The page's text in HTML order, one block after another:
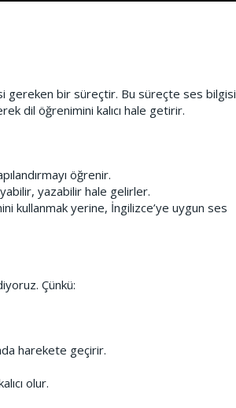
gereken bir süreçtir. Bu süreçte ses bilgisi
dil öğrenimini kalıcı hale getirir.
öğrenir.
yazabilir hale gelirler.
kullanmak yerine, İngilizce’ye uygun ses
Çünkü:
harekete geçirir.
olur.